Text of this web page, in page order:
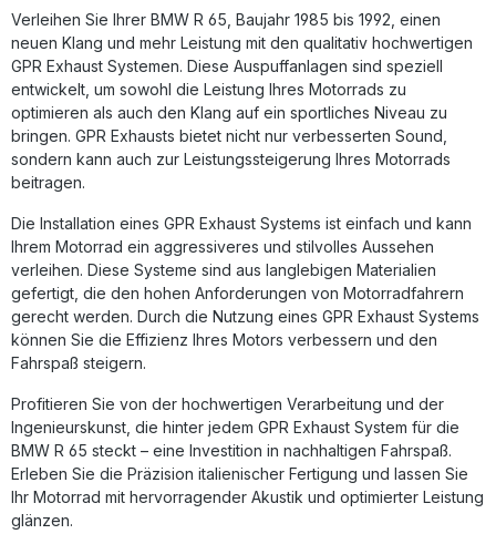
Zertifizierung – für gleichbleibend hohe Qualität, auf die Sie
sich verlassen können. Homologierter Edelstahl-
Sportauspuff mit herausnehmbarem dB-Killer Erhöht
Drehmoment und Leistung im gesamten Drehzahlbereich
Deutlich leichter als der Serienauspuff Sportlicher Sound
gemäß EU-Zulassung Plug-&-Play-Montage mit allen
benötigten Halterungen Lieferumfang: GPR Ultracone Inox
Cafe Racer Auspuff Herausnehmbarer dB-Killer Alle
fahrzeugspezifischen Halterungen Montagezubehör
Verleihen Sie Ihrer BMW R 65, Baujahr 1985 bis 1992, einen
neuen Klang und mehr Leistung mit den qualitativ hochwertigen
GPR Exhaust Systemen. Diese Auspuffanlagen sind speziell
entwickelt, um sowohl die Leistung Ihres Motorrads zu
optimieren als auch den Klang auf ein sportliches Niveau zu
bringen. GPR Exhausts bietet nicht nur verbesserten Sound,
sondern kann auch zur Leistungssteigerung Ihres Motorrads
beitragen.
Die Installation eines GPR Exhaust Systems ist einfach und kann
Ihrem Motorrad ein aggressiveres und stilvolles Aussehen
verleihen. Diese Systeme sind aus langlebigen Materialien
gefertigt, die den hohen Anforderungen von Motorradfahrern
gerecht werden. Durch die Nutzung eines GPR Exhaust Systems
können Sie die Effizienz Ihres Motors verbessern und den
Fahrspaß steigern.
Profitieren Sie von der hochwertigen Verarbeitung und der
Ingenieurskunst, die hinter jedem GPR Exhaust System für die
BMW R 65 steckt – eine Investition in nachhaltigen Fahrspaß.
Erleben Sie die Präzision italienischer Fertigung und lassen Sie
Ihr Motorrad mit hervorragender Akustik und optimierter Leistung
glänzen.